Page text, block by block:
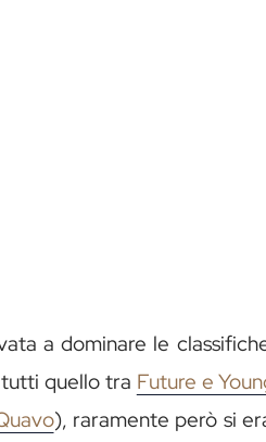
a dominare le
quello tra Future e
), raramente però si